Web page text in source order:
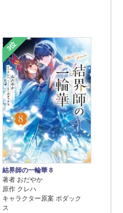
3位
結界師の一輪華 8
著者 おだやか
原作 クレハ
キャラクター原案 ボダック
ス